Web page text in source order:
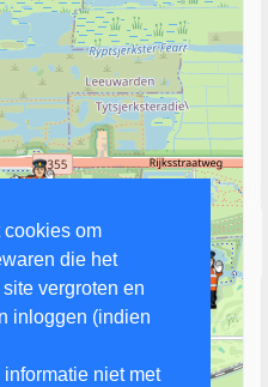
cookies om
die het
vergroten en
inloggen (indien
niet met